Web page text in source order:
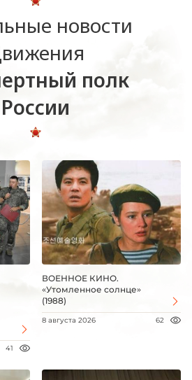
новости
полк
России
41
ВОЕННОЕ КИНО.
«Утомленное солнце»
(1988)
8 августа 2026 62